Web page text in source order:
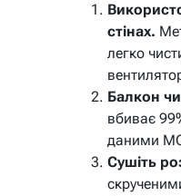
стінах.
легко
Балкон
вбиває
даними
Сушіть